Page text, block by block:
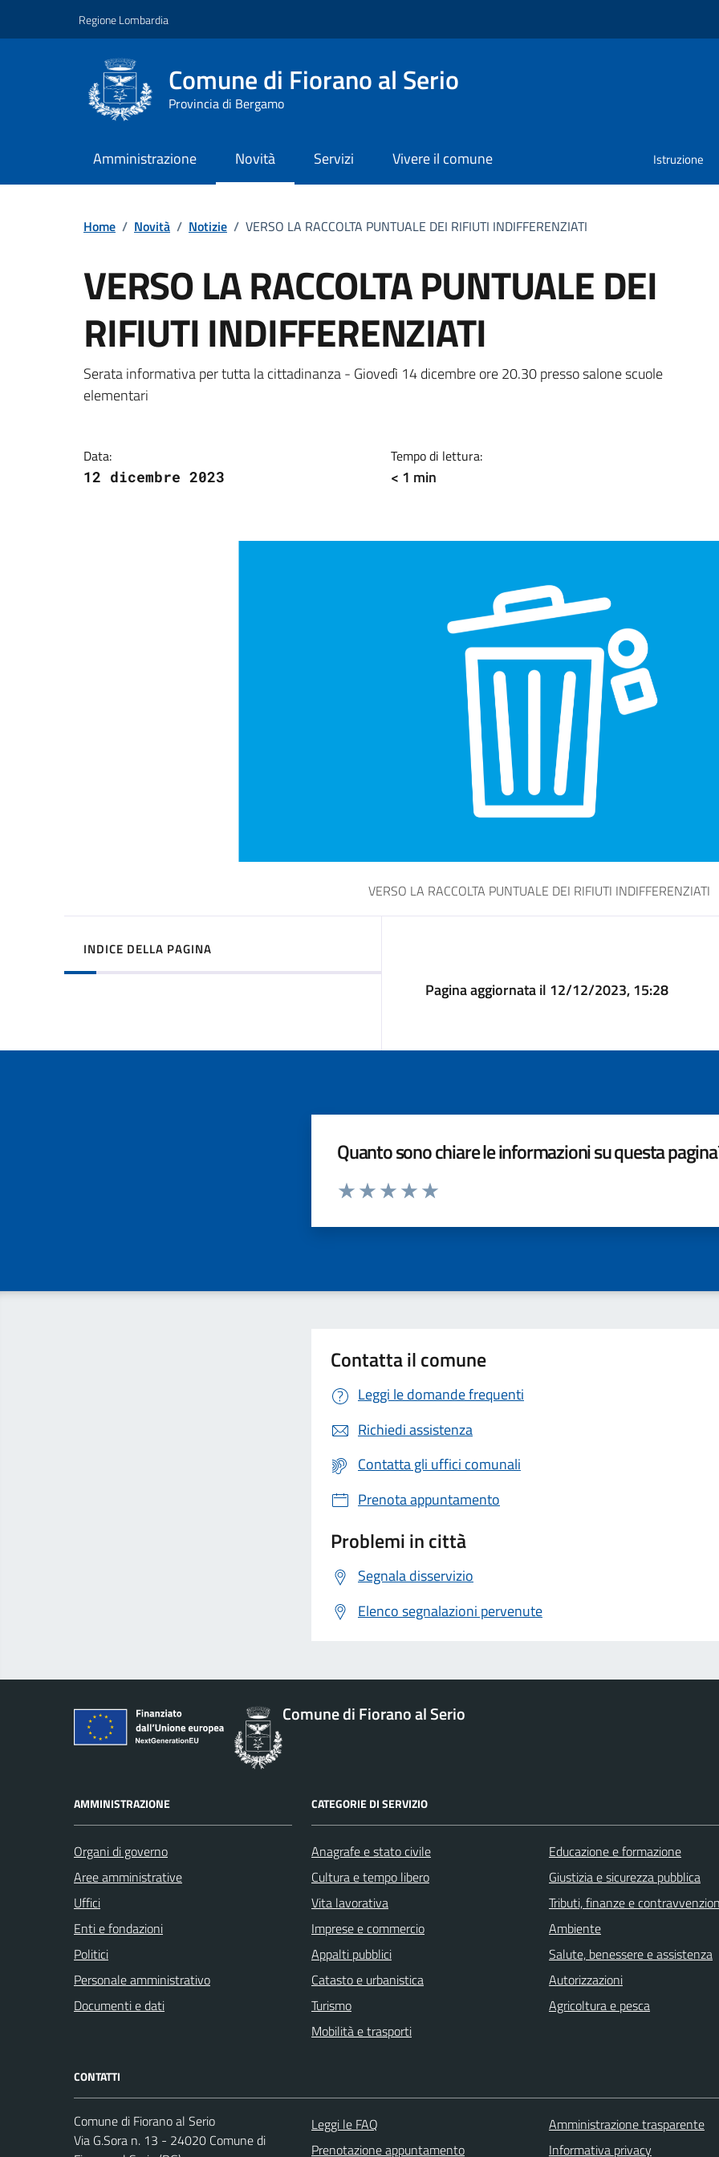
Regione Lombardia
Comune di Fiorano al Serio
Provincia di Bergamo
Amministrazione Novità Servizi Vivere il comune Istruzione
Home / Novità / Notizie / VERSO LA RACCOLTA PUNTUALE DEI RIFIUTI INDIFFERENZIATI
VERSO LA RACCOLTA PUNTUALE DEI
RIFIUTI INDIFFERENZIATI
Dettagli della notizia
Serata informativa per tutta la cittadinanza - Giovedì 14 dicembre ore 20.30 presso salone scuole
elementari
Data:
12 dicembre 2023
Tempo di lettura:
< 1 min
VERSO LA RACCOLTA PUNTUALE DEI RIFIUTI INDIFFERENZIATI
INDICE DELLA PAGINA
Pagina aggiornata il 12/12/2023, 15:28
Quanto sono chiare le informazioni su questa
Valuta da 1 a 5 stelle la pagina
Contatta il comune
Leggi le domande frequenti
Richiedi assistenza
Contatta gli uffici comunali
Prenota appuntamento
Problemi in città
Segnala disservizio
Elenco segnalazioni pervenute
Comune di Fiorano al Serio
AMMINISTRAZIONE
Organi di governo
Aree amministrative
Uffici
Enti e fondazioni
Politici
Personale amministrativo
Documenti e dati
CATEGORIE DI SERVIZIO
Anagrafe e stato civile
Cultura e tempo libero
Vita lavorativa
Imprese e commercio
Appalti pubblici
Catasto e urbanistica
Turismo
Mobilità e trasporti
Educazione e formazione
Giustizia e sicurezza pubblica
Tributi, finanze e
Ambiente
Salute, benessere e assistenza
Autorizzazioni
Agricoltura e pesca
CONTATTI
Comune di Fiorano al Serio
Via G.Sora n. 13 - 24020 Comune di
Leggi le FAQ
Prenotazione appuntamento
Amministrazione trasparente
Informativa privacy